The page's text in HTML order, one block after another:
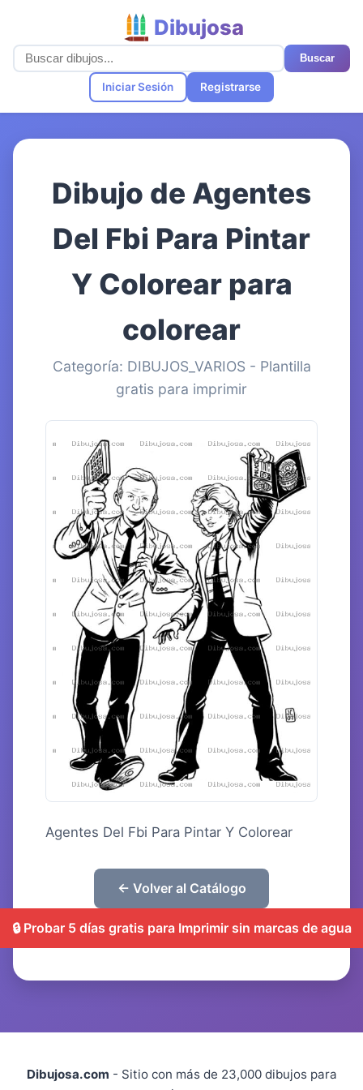
Dibujosa
Buscar
Iniciar Sesión Registrarse
Dibujo de Agentes
Del Fbi Para Pintar
Y Colorear para
colorear
Categoría: DIBUJOS_VARIOS - Plantilla
gratis para imprimir
Agentes Del Fbi Para Pintar Y Colorear
← Volver al Catálogo
🔒 Probar 5 días gratis para Imprimir sin marcas de agua
Dibujosa.com - Sitio con más de 23,000 dibujos para